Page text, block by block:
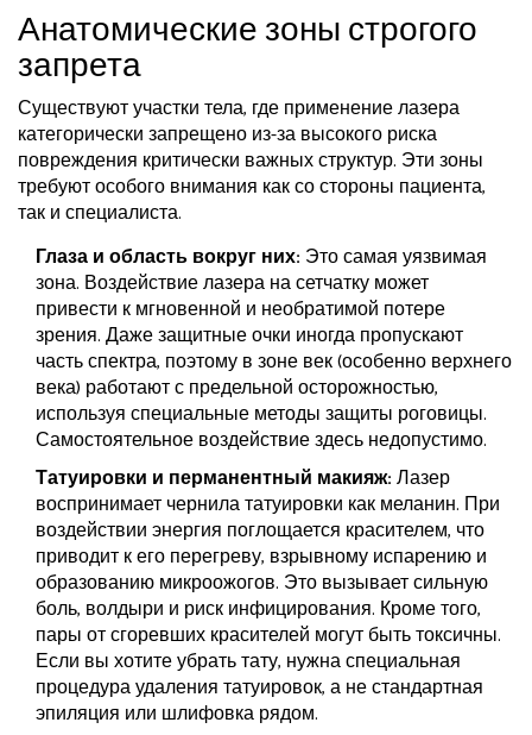
Анатомические зоны строгого
запрета
Существуют участки тела, где применение лазера
категорически запрещено из-за высокого риска
повреждения критически важных структур. Эти зоны
требуют особого внимания как со стороны пациента,
так и специалиста.
Глаза и область вокруг них: Это самая уязвимая
зона. Воздействие лазера на сетчатку может
привести к мгновенной и необратимой потере
зрения. Даже защитные очки иногда пропускают
часть спектра, поэтому в зоне век (особенно верхнего
века) работают с предельной осторожностью,
используя специальные методы защиты роговицы.
Самостоятельное воздействие здесь недопустимо.
Татуировки и перманентный макияж:Лазер
воспринимает чернила татуировки как меланин. При
воздействии энергия поглощается красителем, что
приводит к его перегреву, взрывному испарению и
образованию микроожогов. Это вызывает сильную
боль, волдыри и риск инфицирования. Кроме того,
пары от сгоревших красителей могут быть токсичны.
Если вы хотите убрать тату, нужна специальная
процедура удаления татуировок, а не стандартная
эпиляция или шлифовка рядом.